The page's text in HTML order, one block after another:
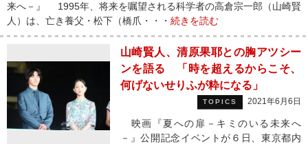
来へ－』 1995年、将来を嘱望される科学者の高倉宗一郎（山崎賢
人）は、亡き養父・松下（橋爪・・・ 続きを読む
山崎賢人、清原果耶との胸アツシー
ンを語る 「時を超えるからこそ、
何げないせりふが粋になる」
TOPICS 2021年6月6日
映画『夏への扉－キミのいる未来へ
－』公開記念イベントが６日、東京都内